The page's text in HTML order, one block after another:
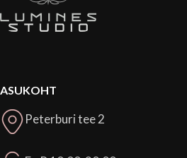
ASUKOHT
Peterburi tee 2